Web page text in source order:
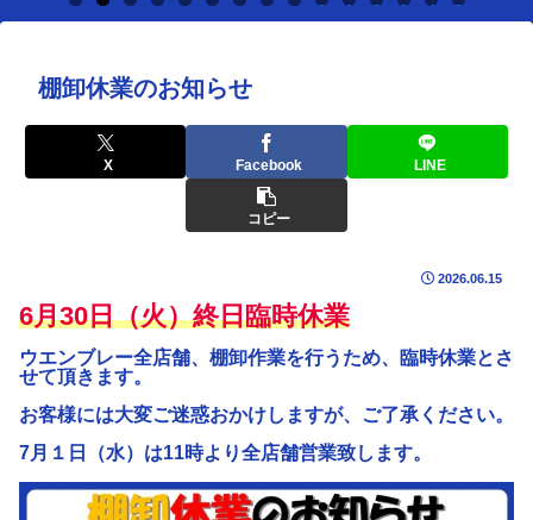
0 1 2 3 4 5
棚卸休業のお知らせ
X Facebook LINE
コピー
2026.06.15
6月30日（火）終日臨時休業
ウエンブレー全店舗、棚卸作業を行うため、臨時休業とさ
せて頂きます。
お客様には大変ご迷惑おかけしますが、ご了承ください。
7月１日（水）は11時より全店舗営業致します。